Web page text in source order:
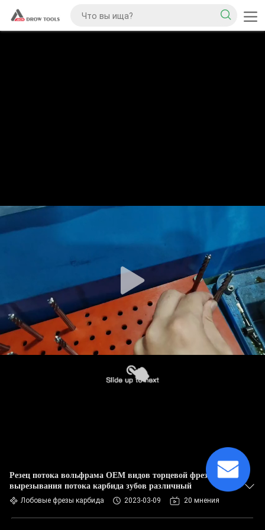
Резец потока вольфрама OEM видов торцевой фрезы
вырезывания потока карбида зубов различный
Лобовые фрезы карбида 2023-03-09 20 мнения